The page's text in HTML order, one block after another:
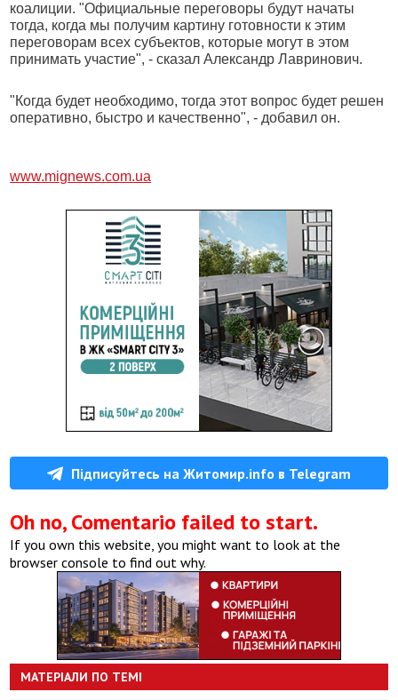
коалиции. "Официальные переговоры будут начаты
тогда, когда мы получим картину готовности к этим
переговорам всех субъектов, которые могут в этом
принимать участие", - сказал Александр Лавринович.
"Когда будет необходимо, тогда этот вопрос будет решен
оперативно, быстро и качественно", - добавил он.
www.mignews.com.ua
Підписуйтесь на Житомир.info в Telegram
Oh no, Comentario failed to start.
If you own this website, you might want to look at the
browser console to find out why.
МАТЕРІАЛИ ПО ТЕМІ